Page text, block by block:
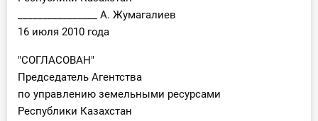
________________ А. Жумагалиев
16 июля 2010 года
"СОГЛАСОВАН"
Председатель Агентства
по управлению земельными ресурсами
Республики Казахстан